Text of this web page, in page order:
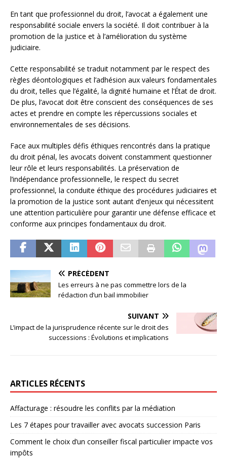
En tant que professionnel du droit, l’avocat a également une
responsabilité sociale envers la société. Il doit contribuer à la
promotion de la justice et à l’amélioration du système
judiciaire.
Cette responsabilité se traduit notamment par le respect des
règles déontologiques et l’adhésion aux valeurs fondamentales
du droit, telles que l’égalité, la dignité humaine et l’État de droit.
De plus, l’avocat doit être conscient des conséquences de ses
actes et prendre en compte les répercussions sociales et
environnementales de ses décisions.
Face aux multiples défis éthiques rencontrés dans la pratique
du droit pénal, les avocats doivent constamment questionner
leur rôle et leurs responsabilités. La préservation de
l’indépendance professionnelle, le respect du secret
professionnel, la conduite éthique des procédures judiciaires et
la promotion de la justice sont autant d’enjeux qui nécessitent
une attention particulière pour garantir une défense efficace et
conforme aux principes fondamentaux du droit.
PRÉCÉDENT
Les erreurs à ne pas commettre lors de la
rédaction d’un bail immobilier
SUIVANT
L’impact de la jurisprudence récente sur le droit des
successions : Évolutions et implications
ARTICLES RÉCENTS
Affacturage : résoudre les conflits par la médiation
Les 7 étapes pour travailler avec avocats succession Paris
Comment le choix d’un conseiller fiscal particulier impacte vos
impôts